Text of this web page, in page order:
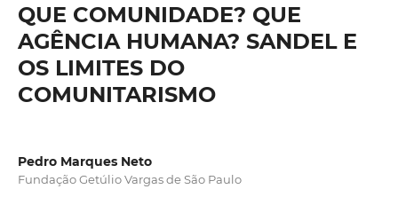
QUE COMUNIDADE? QUE
AGÊNCIA HUMANA? SANDEL E
OS LIMITES DO
COMUNITARISMO
Pedro Marques Neto
Fundação Getúlio Vargas de São Paulo